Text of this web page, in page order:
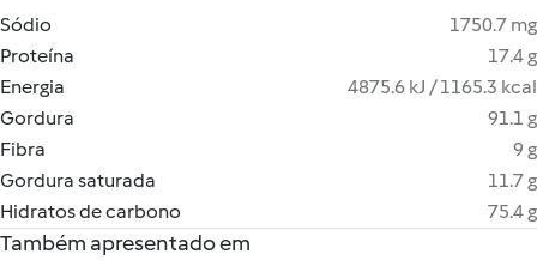
Sódio
1750.7 mg
Proteína
17.4 g
Energia
4875.6 kJ / 1165.3 kcal
Gordura
91.1 g
Fibra
9 g
Gordura saturada
11.7 g
Hidratos de carbono
75.4 g
Também apresentado em